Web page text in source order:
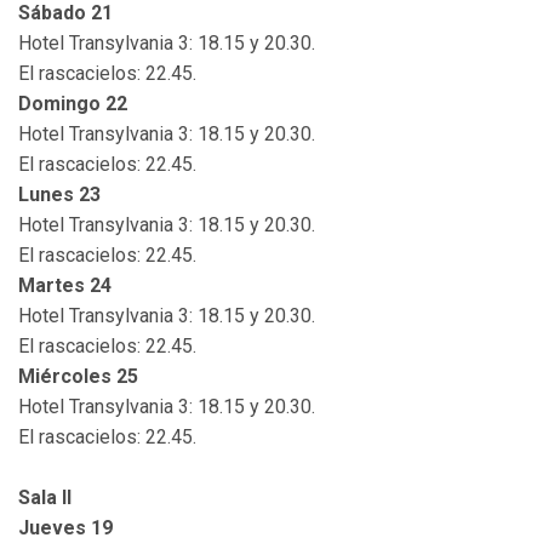
Sábado 21
Hotel Transylvania 3: 18.15 y 20.30.
El rascacielos: 22.45.
Domingo 22
Hotel Transylvania 3: 18.15 y 20.30.
El rascacielos: 22.45.
Lunes 23
Hotel Transylvania 3: 18.15 y 20.30.
El rascacielos: 22.45.
Martes 24
Hotel Transylvania 3: 18.15 y 20.30.
El rascacielos: 22.45.
Miércoles 25
Hotel Transylvania 3: 18.15 y 20.30.
El rascacielos: 22.45.
Sala II
Jueves 19